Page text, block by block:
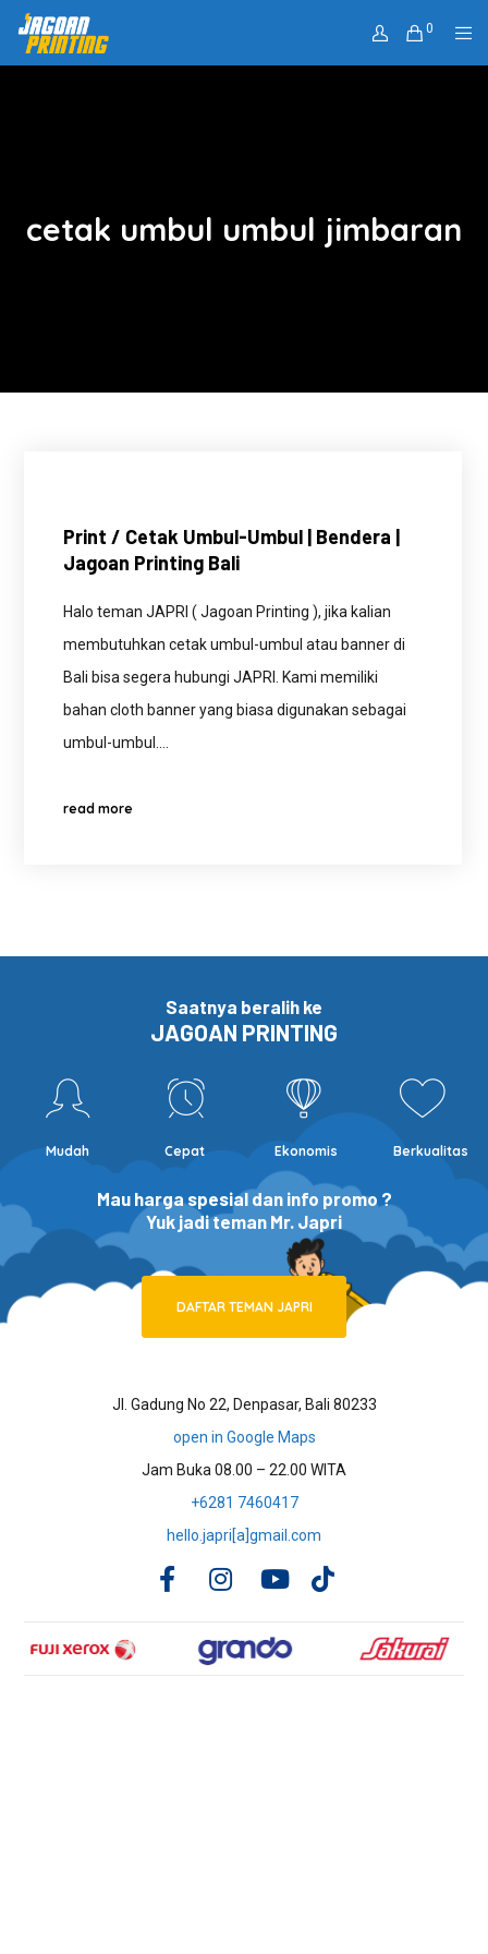
0
cetak umbul umbul jimbaran
Print / Cetak Umbul-Umbul | Bendera |
Jagoan Printing Bali
Halo teman JAPRI ( Jagoan Printing ), jika kalian
membutuhkan cetak umbul-umbul atau banner di
Bali bisa segera hubungi JAPRI. Kami memiliki
bahan cloth banner yang biasa digunakan sebagai
umbul-umbul.…
read more
Saatnya beralih ke
JAGOAN PRINTING
Mudah Cepat Ekonomis Berkualitas
Mau harga spesial dan info promo ?
Yuk jadi teman Mr. Japri
DAFTAR TEMAN JAPRI
Jl. Gadung No 22, Denpasar, Bali 80233
open in Google Maps
Jam Buka 08.00 – 22.00 WITA
+6281 7460417
hello.japri[a]gmail.com